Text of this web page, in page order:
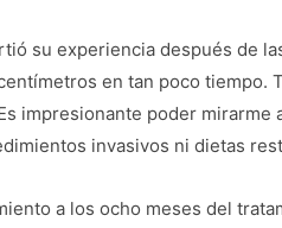
su experiencia después de
en tan poco tiempo.
impresionante poder mirarme
invasivos ni dietas
a los ocho meses del